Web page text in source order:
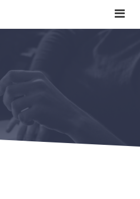
reviews
jou in de buurt?
beginners +
+